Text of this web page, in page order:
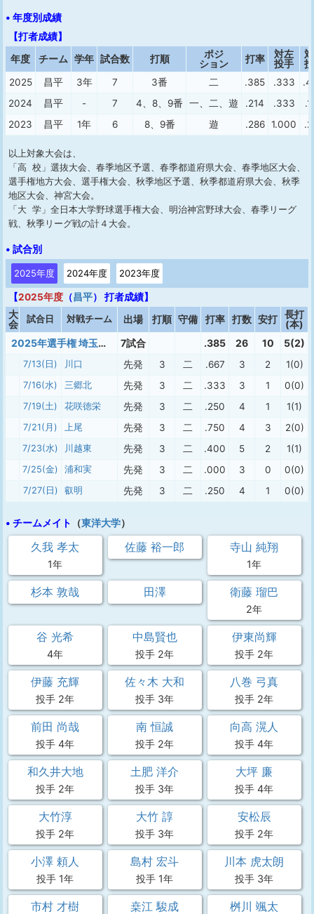
• 年度別成績
【打者成績】
年度
チーム 学年 試合数 打順
ポジ
ション
打率
対左
投手
2025
昌平 3年 7 3番 二 .385 .333
2024
昌平 - 7 4、8、9番 一、二、遊 .214 .333
2023
昌平 1年 6 8、9番 遊 .286 1.000
以上対象大会は、
「高 校」選抜大会、春季地区予選、春季都道府県大会、春季地区大会、
選手権地方大会、選手権大会、秋季地区予選、秋季都道府県大会、秋季
地区大会、神宮大会。
「大 学」全日本大学野球選手権大会、明治神宮野球大会、春季リーグ
戦、秋季リーグ戦の計４大会。
• 試合別
2025年度 2024年度 2023年度
【2025年度 （昌平） 打者成績】
大
会
試合日 対戦チーム 出場 打順 守備 打率 打数 安打
長打
(本)
2025年選手権 埼玉大会 7試合 .385 26 10 5(2)
7/13(日) 川口 先発 3 二 .667 3 2 1(0)
7/16(水) 三郷北 先発 3 二 .333 3 1 0(0)
7/19(土) 花咲徳栄 先発 3 二 .250 4 1 1(1)
7/21(月) 上尾 先発 3 二 .750 4 3 2(0)
7/23(水) 川越東 先発 3 二 .400 5 2 1(1)
7/25(金) 浦和実 先発 3 二 .000 3 0 0(0)
7/27(日) 叡明 先発 3 二 .250 4 1 0(0)
• チームメイト （東洋大学）
久我 孝太
1年
佐藤 裕一郎 寺山 純翔
1年
杉本 敦哉 田澤 衛藤 瑠巴
2年
谷 光希
4年
中島賢也
投手 2年
伊東尚輝
投手 2年
伊藤 充輝
投手 2年
佐々木 大和
投手 3年
八巻 弓真
投手 2年
前田 尚哉
投手 4年
南 恒誠
投手 2年
向高 滉人
投手 4年
和久井大地
投手 2年
土肥 洋介
投手 3年
大坪 廉
投手 4年
大竹淳
投手 2年
大竹 諄
投手 3年
安松辰
投手 2年
小澤 頼人
投手 1年
島村 宏斗
投手 1年
川本 虎太朗
投手 3年
市村 才樹 桒江 駿成 桝川 颯太